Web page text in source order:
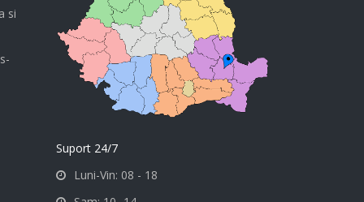
si
Suport 24/7
Luni-Vin: 08 - 18